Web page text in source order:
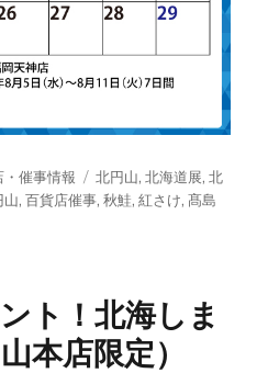
催事情報
タ
グ
北円山,北海道展,北
山,百貨店催事,秋鮭,紅さけ,髙島
ト！北海しま
本店限定）